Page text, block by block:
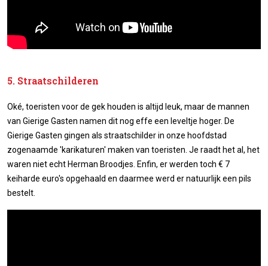
5. Straatschilderen
Oké, toeristen voor de gek houden is altijd leuk, maar de mannen
van Gierige Gasten namen dit nog effe een leveltje hoger. De
Gierige Gasten gingen als straatschilder in onze hoofdstad
zogenaamde 'karikaturen' maken van toeristen. Je raadt het al, het
waren niet echt Herman Broodjes. Enfin, er werden toch € 7
keiharde euro's opgehaald en daarmee werd er natuurlijk een pils
bestelt.